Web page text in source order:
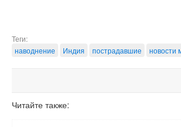
Теги:
наводнение
Индия пострадавшие новости
Читайте также: